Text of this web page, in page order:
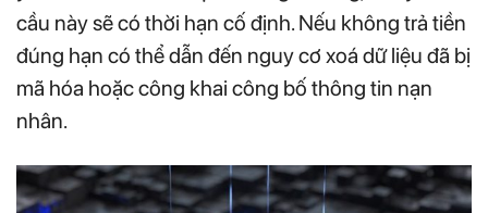
cầu này sẽ có thời hạn cố định. Nếu không trả tiền
đúng hạn có thể dẫn đến nguy cơ xoá dữ liệu đã bị
mã hóa hoặc công khai công bố thông tin nạn
nhân.